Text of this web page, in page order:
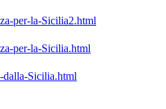
per-la-Sicilia2.html
per-la-Sicilia.html
Sicilia.html